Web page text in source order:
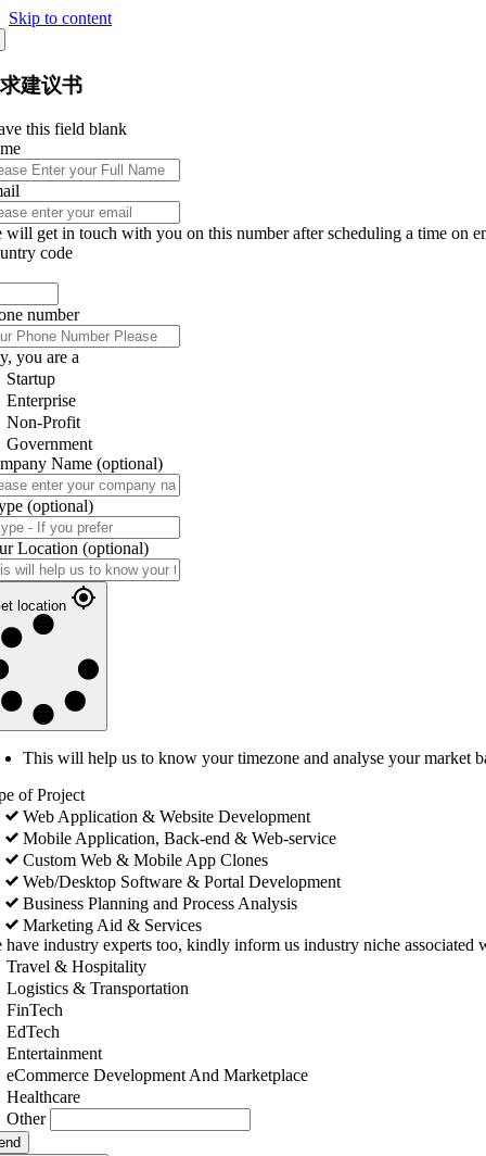
Skip to content
建议书
this field blank
will get in touch with you on this number after scheduling a time on
code
number
you are a
Startup
Enterprise
Non-Profit
Government
Name (optional)
(optional)
Location (optional)
location
This will help us to know your timezone and analyse your market
of Project
Web Application & Website Development
Mobile Application, Back-end & Web-service
Custom Web & Mobile App Clones
Web/Desktop Software & Portal Development
Business Planning and Process Analysis
Marketing Aid & Services
have industry experts too, kindly inform us industry niche associated
Travel & Hospitality
Logistics & Transportation
FinTech
EdTech
Entertainment
eCommerce Development And Marketplace
Healthcare
Other